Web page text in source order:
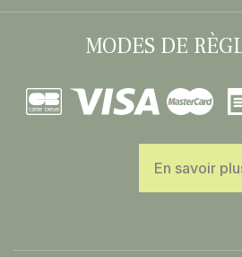
MODES DE
En savoir